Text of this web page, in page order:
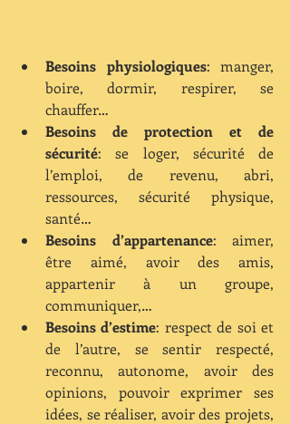
Besoins physiologiques: manger,
boire, dormir, respirer, se
chauffer…
Besoins de protection et de
sécurité: se loger, sécurité de
l’emploi, de revenu, abri,
ressources, sécurité physique,
santé…
Besoins d’appartenance: aimer,
être aimé, avoir des amis,
appartenir à un groupe,
communiquer,…
Besoins d’estime: respect de soi et
de l’autre, se sentir respecté,
reconnu, autonome, avoir des
opinions, pouvoir exprimer ses
idées, se réaliser, avoir des projets,